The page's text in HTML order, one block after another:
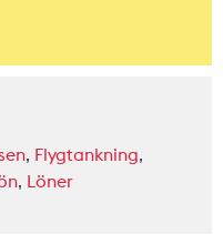
, Flygtankning,
, Löner